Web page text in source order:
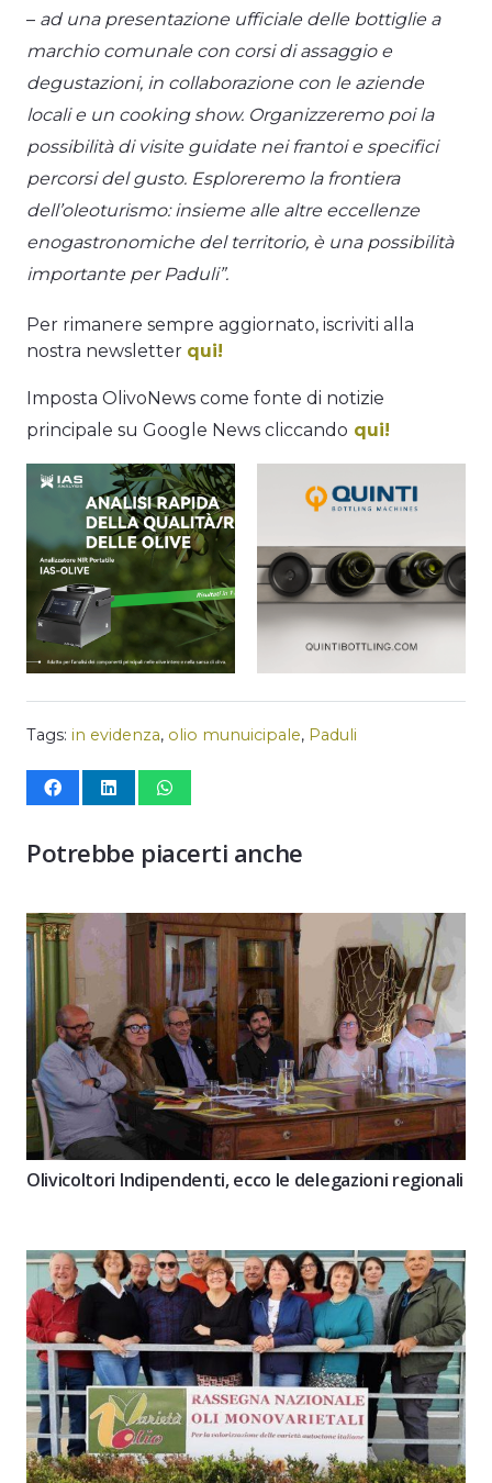
– ad una presentazione ufficiale delle bottiglie a
marchio comunale con corsi di assaggio e
degustazioni, in collaborazione con le aziende
locali e un cooking show. Organizzeremo poi la
possibilità di visite guidate nei frantoi e specifici
percorsi del gusto. Esploreremo la frontiera
dell’oleoturismo: insieme alle altre eccellenze
enogastronomiche del territorio, è una possibilità
importante per Paduli”.
Per rimanere sempre aggiornato, iscriviti alla
nostra newsletter qui!
Imposta OlivoNews come fonte di notizie
principale su Google News cliccando qui!
Tags: in evidenza, olio munuicipale, Paduli
Potrebbe piacerti anche
Olivicoltori Indipendenti, ecco le delegazioni regionali